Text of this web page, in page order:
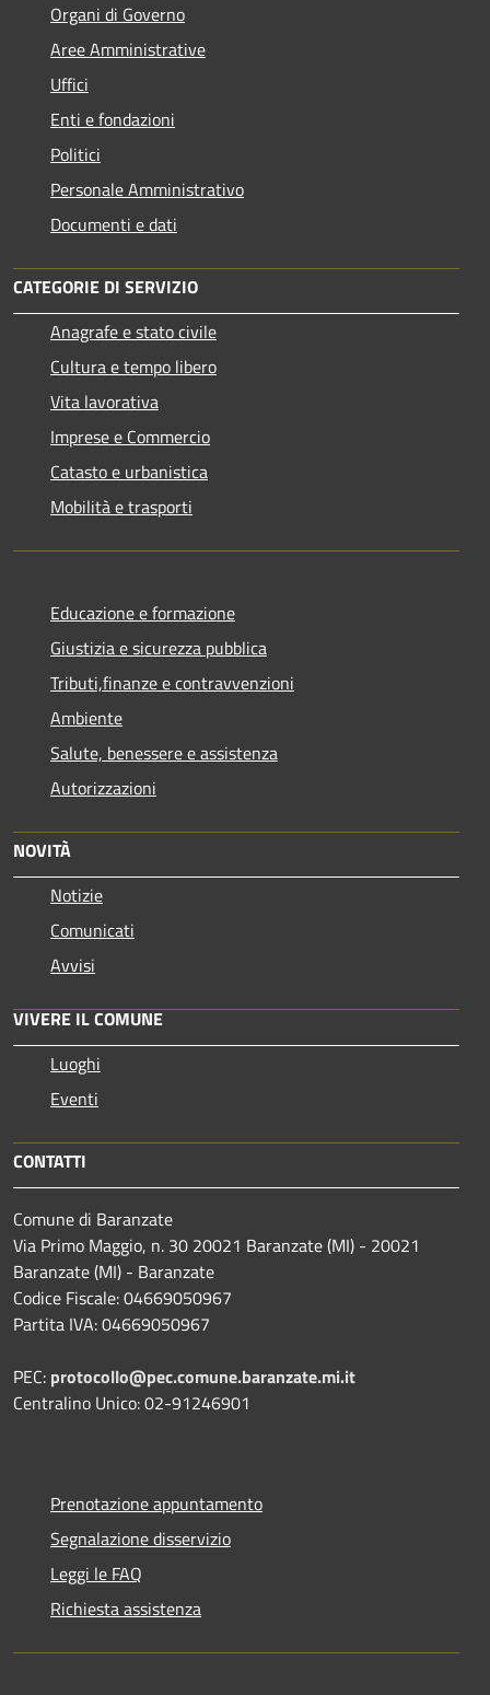
Organi di Governo
Aree Amministrative
Uffici
Enti e fondazioni
Politici
Personale Amministrativo
Documenti e dati
CATEGORIE DI SERVIZIO
Anagrafe e stato civile
Cultura e tempo libero
Vita lavorativa
Imprese e Commercio
Catasto e urbanistica
Mobilità e trasporti
Educazione e formazione
Giustizia e sicurezza pubblica
Tributi,finanze e contravvenzioni
Ambiente
Salute, benessere e assistenza
Autorizzazioni
NOVITÀ
Notizie
Comunicati
Avvisi
VIVERE IL COMUNE
Luoghi
Eventi
CONTATTI
Comune di Baranzate
Via Primo Maggio, n. 30 20021 Baranzate (MI) - 20021
Baranzate (MI) - Baranzate
Codice Fiscale: 04669050967
Partita IVA: 04669050967
PEC: protocollo@pec.comune.baranzate.mi.it
Centralino Unico: 02-91246901
Prenotazione appuntamento
Segnalazione disservizio
Leggi le FAQ
Richiesta assistenza